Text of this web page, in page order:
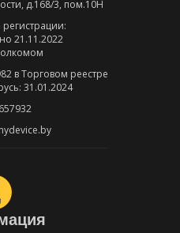
д.168/3, пом.10Н
регистрации:
21.11.2022
в Торговом реестре
31.01.2024